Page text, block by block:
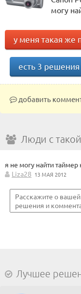
могу
у меня такая же
есть 3 решения
добавить
Люди с
я не могу найти таймер
Liza28 13 МАЯ 2012
Лучшее